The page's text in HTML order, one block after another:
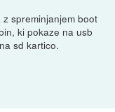
spreminjanjem boot
ki pokaze na usb
sd kartico.